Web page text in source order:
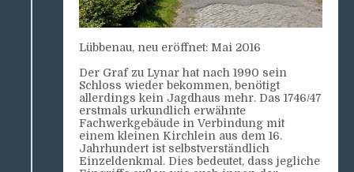
Lübbenau, neu eröffnet: Mai 2016
Der Graf zu Lynar hat nach 1990 sein
Schloss wieder bekommen, benötigt
allerdings kein Jagdhaus mehr. Das 1746/47
erstmals urkundlich erwähnte
Fachwerkgebäude in Verbindung mit
einem kleinen Kirchlein aus dem 16.
Jahrhundert ist selbstverständlich
Einzeldenkmal. Dies bedeutet, dass jegliche